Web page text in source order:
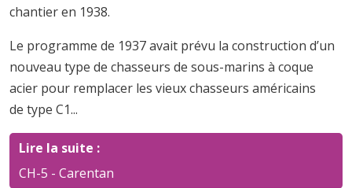
chantier en 1938.
Le programme de 1937 avait prévu la construction d’un
nouveau type de chasseurs de sous-marins à coque
acier pour remplacer les vieux chasseurs américains
de type C1...
Lire la suite :
CH-5 - Carentan